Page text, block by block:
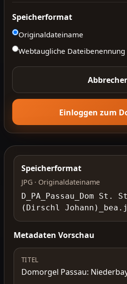
Speicherformat
Originaldateiname
Webtaugliche Dateibenennung
Einloggen zum
Speicherformat
JPG · Originaldateiname
D_PA_Passau_Dom St.
(Dirschl
Metadaten Vorschau
TITEL
Domorgel Passau: